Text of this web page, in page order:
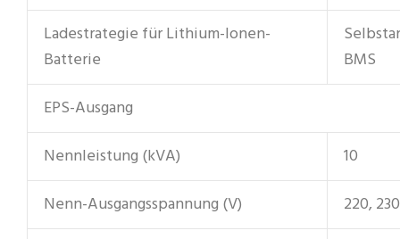
Ladestrategie für Lithium-Ionen-
Batterie
BMS
EPS-Ausgang
Nennleistung (kVA)
10
Nenn-Ausgangsspannung (V)
220,